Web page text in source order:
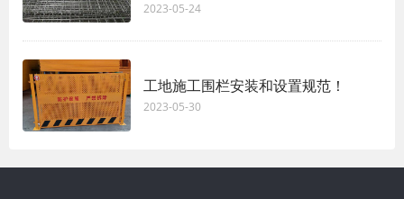
2023-05-24
工地施工围栏安装和设置规范！
2023-05-30